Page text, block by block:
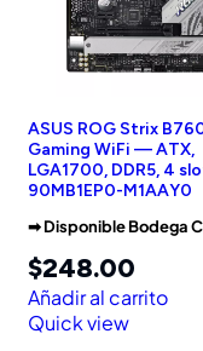
ASUS ROG Strix
Gaming WiFi — ATX,
LGA1700, DDR5, 4
90MB1EP0-M1AAY0
➡︎ Disponible Bodega
$248.00
Añadir al carrito
Quick view